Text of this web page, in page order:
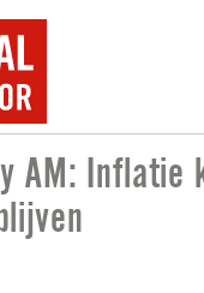
AM:
AM: Inflatie